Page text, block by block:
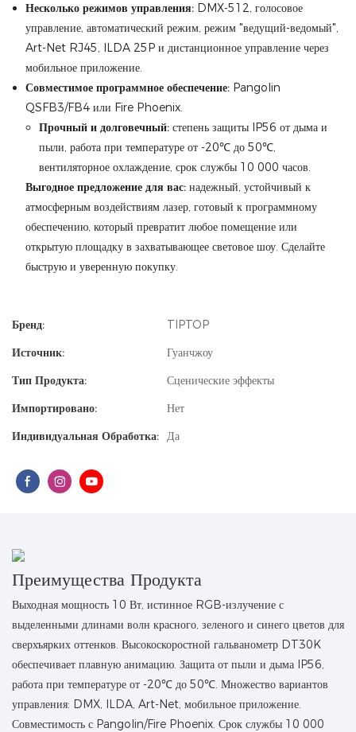
Несколько режимов управления:DMX-512, голосовое
управление, автоматический режим, режим "ведущий-ведомый",
Art-Net RJ45, ILDA 25P и дистанционное управление через
мобильное приложение.
Совместимое программное обеспечение:Pangolin
QSFB3/FB4 или Fire Phoenix.
Прочный и долговечный:степень защиты IP56 от дыма и
пыли, работа при температуре от -20℃ до 50℃,
вентиляторное охлаждение, срок службы 10 000 часов.
Выгодное предложение для вас:надежный, устойчивый к
атмосферным воздействиям лазер, готовый к программному
обеспечению, который превратит любое помещение или
открытую площадку в захватывающее световое шоу. Сделайте
быструю и уверенную покупку.
Бренд:
TIPTOP
Источник:
Гуанчжоу
Тип Продукта:
Сценические эффекты
Импортировано:
Нет
Индивидуальная Обработка: Да
Преимущества Продукта
Выходная мощность 10 Вт, истинное RGB-излучение с
выделенными длинами волн красного, зеленого и синего цветов для
сверхъярких оттенков. Высокоскоростной гальванометр DT30K
обеспечивает плавную анимацию. Защита от пыли и дыма IP56,
работа при температуре от -20℃ до 50℃. Множество вариантов
управления: DMX, ILDA, Art-Net, мобильное приложение.
Совместимость с Pangolin/Fire Phoenix. Срок службы 10 000